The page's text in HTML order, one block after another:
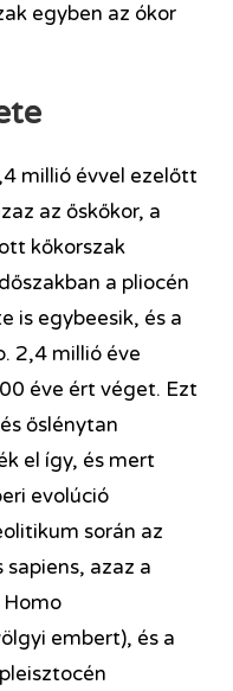
egyben az ókor
millió évvel ezelőtt
az őskőkor, a
kőkorszak
a pliocén
is egybeesik, és a
2,4 millió éve
éve ért véget. Ezt
őslénytan
el így, és mert
evolúció
során az
sapiens, azaz a
embert), és a